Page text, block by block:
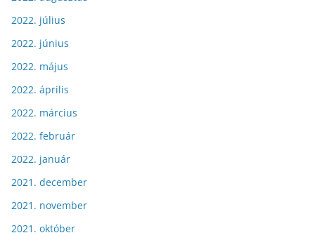
2022. július
2022. június
2022. május
2022. április
2022. március
2022. február
2022. január
2021. december
2021. november
2021. október